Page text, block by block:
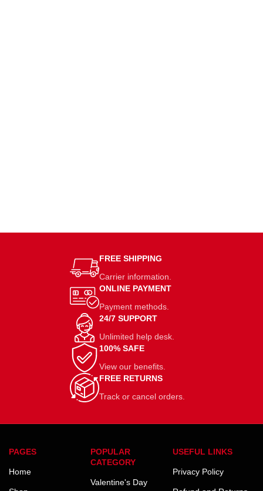
FREE SHIPPING
Carrier information.
ONLINE PAYMENT
Payment methods.
24/7 SUPPORT
Unlimited help desk.
100% SAFE
View our benefits.
FREE RETURNS
Track or cancel orders.
PAGES
Home
POPULAR
CATEGORY
Valentine's Day
USEFUL LINKS
Privacy Policy